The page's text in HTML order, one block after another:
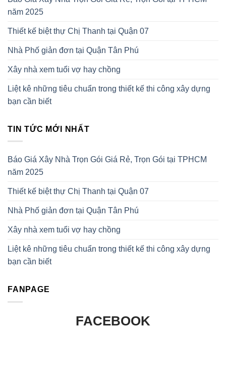
năm 2025
Thiết kế biệt thự Chị Thanh tại Quận 07
Nhà Phố giản đơn tại Quận Tân Phú
Xây nhà xem tuổi vợ hay chồng
Liệt kê những tiêu chuẩn trong thiết kế thi công xây dựng
bạn cần biết
TIN TỨC MỚI NHẤT
Báo Giá Xây Nhà Trọn Gói Giá Rẻ, Trọn Gói tại TPHCM
năm 2025
Thiết kế biệt thự Chị Thanh tại Quận 07
Nhà Phố giản đơn tại Quận Tân Phú
Xây nhà xem tuổi vợ hay chồng
Liệt kê những tiêu chuẩn trong thiết kế thi công xây dựng
bạn cần biết
FANPAGE
FACEBOOK